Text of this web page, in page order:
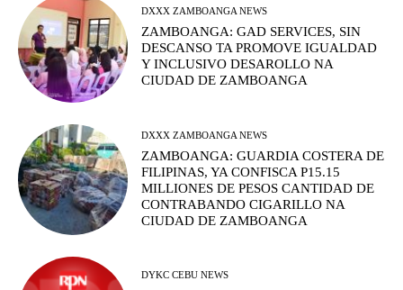
DXXX ZAMBOANGA NEWS
ZAMBOANGA: GAD SERVICES, SIN
DESCANSO TA PROMOVE IGUALDAD
Y INCLUSIVO DESAROLLO NA
CIUDAD DE ZAMBOANGA
DXXX ZAMBOANGA NEWS
ZAMBOANGA: GUARDIA COSTERA DE
FILIPINAS, YA CONFISCA P15.15
MILLIONES DE PESOS CANTIDAD DE
CONTRABANDO CIGARILLO NA
CIUDAD DE ZAMBOANGA
DYKC CEBU NEWS